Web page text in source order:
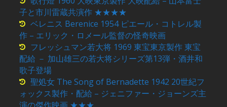
子と市川雷蔵共演作 ★★★★
ベレニス Berenice 1954 ピエール・コトレル製
作 – エリック・ロメール監督の怪奇映画
フレッシュマン若大将 1969 東宝東京製作 東宝
配給 － 加山雄三の若大将シリーズ第13弾・酒井和
歌子登場
聖処女 The Song of Bernadette 1942 20世紀フ
ォックス製作・配給 – ジェニファー・ジョーンズ主